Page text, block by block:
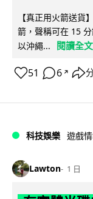
【真正用火箭送
箭，聲稱可在 15
以沖繩...
閱讀全文
51 6 ↗
科技娛樂 遊戲
Lawton 1 日